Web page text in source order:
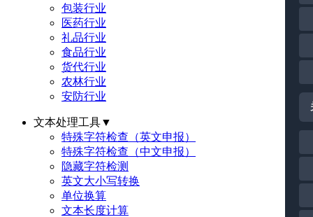
包装行业
医药行业
礼品行业
食品行业
货代行业
农林行业
安防行业
文本处理工具▼
特殊字符检查（英文申报）
特殊字符检查（中文申报）
隐藏字符检测
英文大小写转换
单位换算
文本长度计算